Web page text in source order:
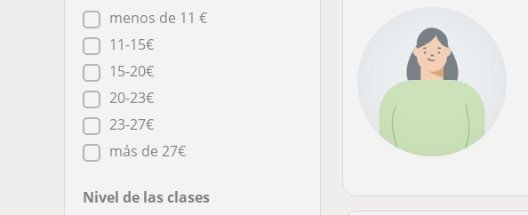
menos de 11 €
11-15€
15-20€
20-23€
23-27€
más de 27€
Nivel de las clases